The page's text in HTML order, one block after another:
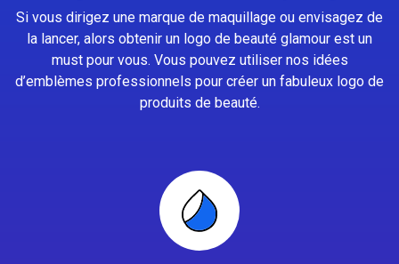
Si vous dirigez une marque de maquillage ou envisagez de
la lancer, alors obtenir un logo de beauté glamour est un
must pour vous. Vous pouvez utiliser nos idées
d’emblèmes professionnels pour créer un fabuleux logo de
produits de beauté.